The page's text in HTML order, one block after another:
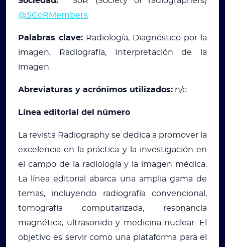
@SCoRMembers
Palabras clave: Radiología, Diagnóstico por la
imagen, Radiografía, Interpretación de la
imagen.
Abreviaturas y acrónimos utilizados: n/c.
Línea editorial del número
La revista Radiography se dedica a promover la
excelencia en la práctica y la investigación en
el campo de la radiología y la imagen médica.
La línea editorial abarca una amplia gama de
temas, incluyendo radiografía convencional,
tomografía computarizada, resonancia
magnética, ultrasonido y medicina nuclear. El
objetivo es servir como una plataforma para el